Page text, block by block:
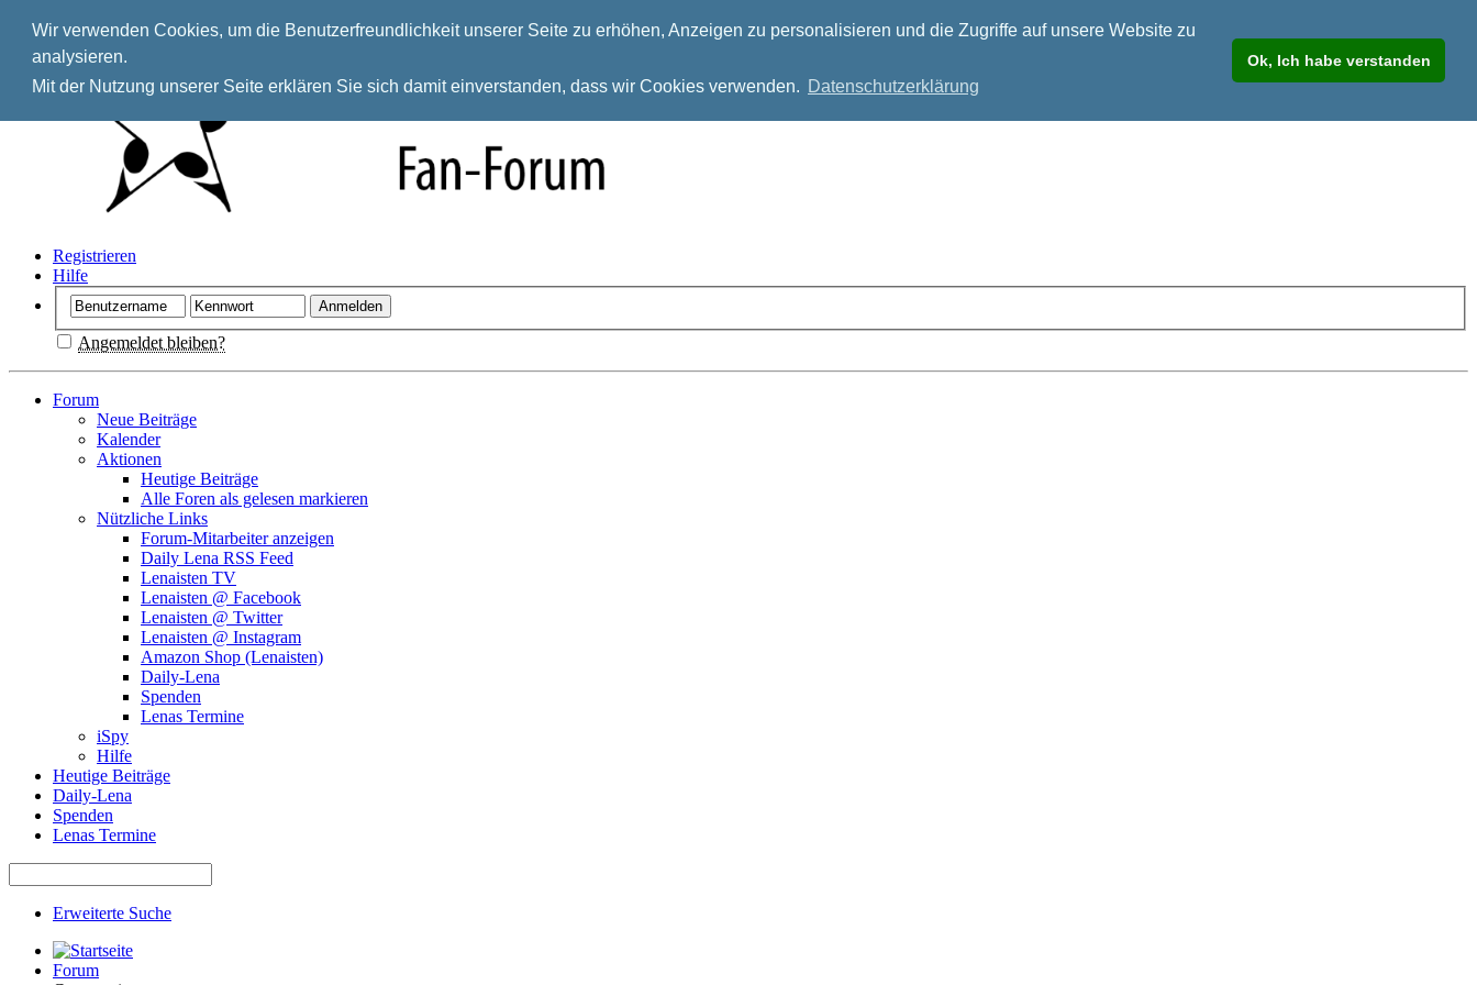
Wir verwenden Cookies, um die Benutzerfreundlichkeit unserer Seite zu erhöhen, Anzeigen zu personalisieren und die Zugriffe auf unsere Website zu
analysieren.
Mit der Nutzung unserer Seite erklären Sie sich damit einverstanden, dass wir Cookies verwenden. Datenschutzerklärung
Ok, Ich habe verstanden
Registrieren
Hilfe
Angemeldet bleiben?
Forum
Neue Beiträge
Kalender
Aktionen
Heutige Beiträge
Alle Foren als gelesen markieren
Nützliche Links
Forum-Mitarbeiter anzeigen
Daily Lena RSS Feed
Lenaisten TV
Lenaisten @ Facebook
Lenaisten @ Twitter
Lenaisten @ Instagram
Amazon Shop (Lenaisten)
Daily-Lena
Spenden
Lenas Termine
iSpy
Hilfe
Heutige Beiträge
Daily-Lena
Spenden
Lenas Termine
Erweiterte Suche
Forum